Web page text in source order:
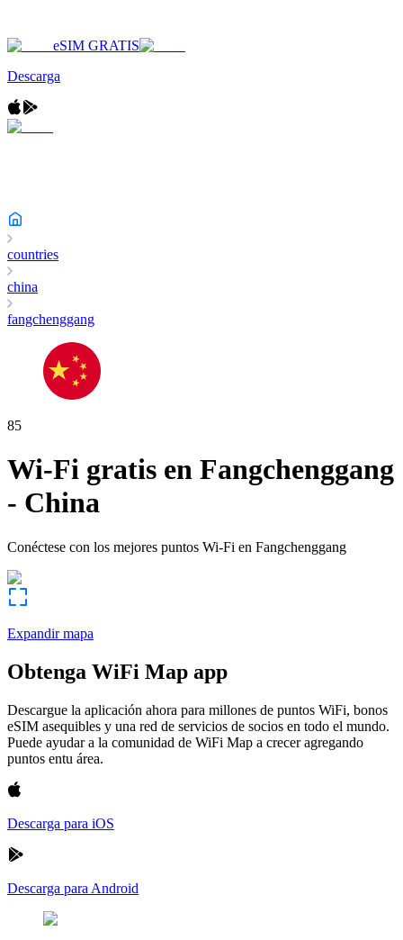
eSIM GRATIS
Descarga
countries
china
fangchenggang
85
Wi-Fi gratis en Fangchenggang
- China
Conéctese con los mejores puntos Wi-Fi en Fangchenggang
Expandir mapa
Obtenga WiFi Map app
Descargue la aplicación ahora para millones de puntos WiFi, bonos
eSIM asequibles y una red de servicios de socios en todo el mundo.
Puede ayudar a la comunidad de WiFi Map a crecer agregando
puntos entu área.
Descarga para iOS
Descarga para Android